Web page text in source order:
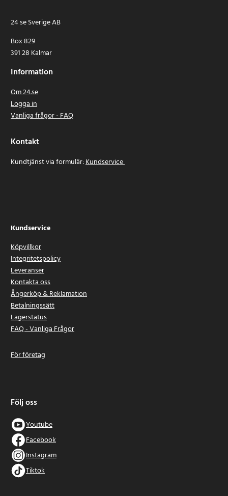
24 se Sverige AB
Box 829
391 28 Kalmar
Information
Om 24.se
Logga in
Vanliga frågor - FAQ
Kontakt
Kundtjänst via formulär:Kundservice
Kundservice
Köpvillkor
Integritetspolicy
Leveranser
Kontakta oss
Ångerköp & Reklamation
Betalningssätt
Lagerstatus
FAQ - Vanliga Frågor
För företag
Följ oss
Youtube
Facebook
Instagram
Tiktok